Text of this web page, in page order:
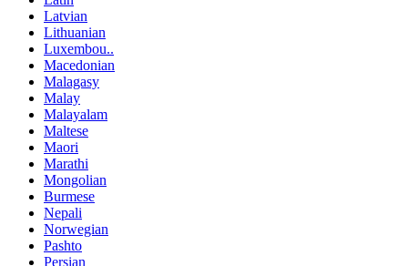
Latvian
Lithuanian
Luxembou..
Macedonian
Malagasy
Malay
Malayalam
Maltese
Maori
Marathi
Mongolian
Burmese
Nepali
Norwegian
Pashto
Persian